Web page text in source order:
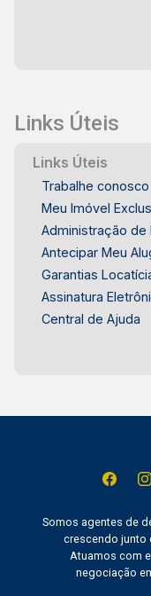
Links Úteis
Links Úteis
Trabalhe conosco
Meu Imóvel
Administração de
Antecipar Meu
Garantias
Assinatura
Central de Ajuda
Somos agentes de
crescendo junto
Atuamos com
negociação